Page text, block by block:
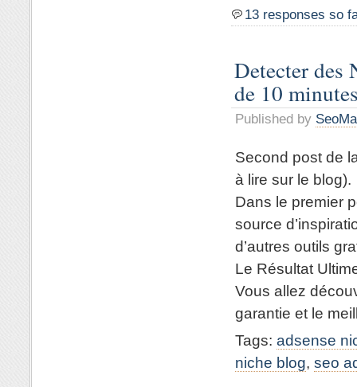
13 responses so
Detecter des
de 10
Published by
Second post de
à lire sur le blog).
Dans le premier
source
d’autres outils
Le Résultat
Vous allez
garantie et le
Tags: adsense
niche blog, seo